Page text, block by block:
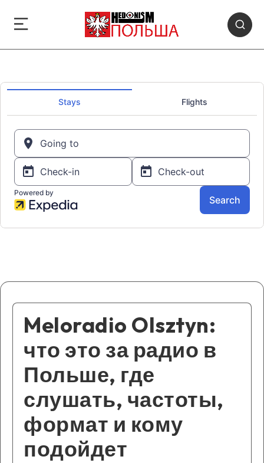
Meloradio Olsztyn:
что это за радио в
Польше, где
слушать, частоты,
формат и кому
подойдет